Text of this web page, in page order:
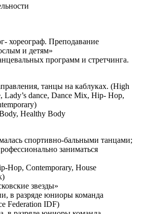
хореограф. Преподавание
и детям»
программ и стретчинга.
танцы на каблуках. (High
Lady’s dance, Dance Mix, Hip- Hop,
Healthy Body
спортивно-бальными танцами;
заниматься
Hop, Contemporary, House
звезды»
в разряде юниоры команда
Federation IDF)